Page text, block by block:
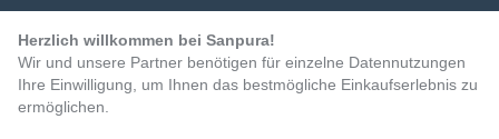
ZAHLUNGSARTEN
Vorkasse
Herzlich willkommen bei Sanpura!
Wir und unsere Partner benötigen für einzelne Datennutzungen
Ihre Einwilligung, um Ihnen das bestmögliche Einkaufserlebnis zu
ermöglichen.